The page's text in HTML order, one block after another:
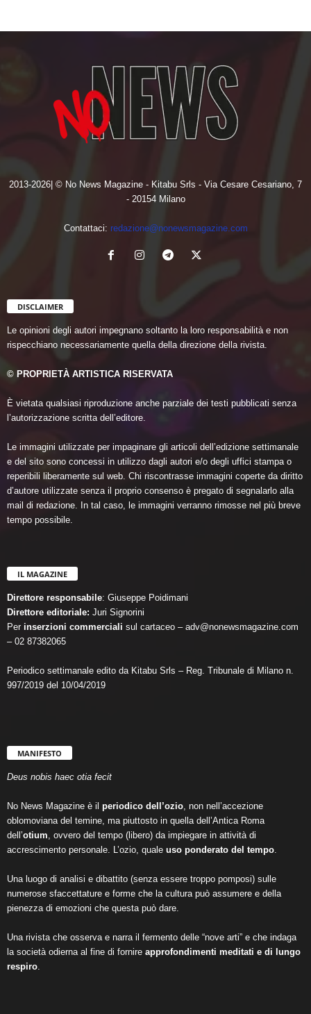
2013-2026| © No News Magazine - Kitabu Srls - Via Cesare Cesariano, 7
- 20154 Milano
Contattaci: redazione@nonewsmagazine.com
DISCLAIMER
Le opinioni degli autori impegnano soltanto la loro responsabilità e non
rispecchiano necessariamente quella della direzione della rivista.
© PROPRIETÀ ARTISTICA RISERVATA
È vietata qualsiasi riproduzione anche parziale dei testi pubblicati senza
l’autorizzazione scritta dell’editore.
Le immagini utilizzate per impaginare gli articoli dell’edizione settimanale
e del sito sono concessi in utilizzo dagli autori e/o degli uffici stampa o
reperibili liberamente sul web. Chi riscontrasse immagini coperte da diritto
d’autore utilizzate senza il proprio consenso è pregato di segnalarlo alla
mail di redazione. In tal caso, le immagini verranno rimosse nel più breve
tempo possibile.
IL MAGAZINE
Direttore responsabile: Giuseppe Poidimani
Direttore editoriale: Juri Signorini
Per inserzioni commerciali sul cartaceo – adv@nonewsmagazine.com
– 02 87382065
Periodico settimanale edito da Kitabu Srls – Reg. Tribunale di Milano n.
997/2019 del 10/04/2019
MANIFESTO
Deus nobis haec otia fecit
No News Magazine è il periodico dell’ozio , non nell’accezione
oblomoviana del temine, ma piuttosto in quella dell’Antica Roma
dell’otium , ovvero del tempo (libero) da impiegare in attività di
accrescimento personale. L’ozio, quale uso ponderato del tempo
Una luogo di analisi e dibattito (senza essere troppo pomposi) sulle
numerose sfaccettature e forme che la cultura può assumere e della
pienezza di emozioni che questa può dare.
Una rivista che osserva e narra il fermento delle “nove arti” e che indaga
la società odierna al fine di fornire approfondimenti meditati e di lungo
respiro